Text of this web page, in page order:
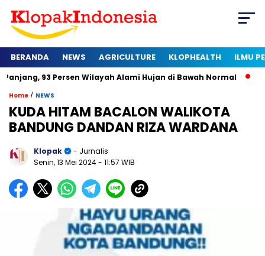
BERANDA NEWS AGRICULTURE KLOPHEALTH ILMU
Wilayah Alami Hujan di Bawah Normal Kapan
Home / NEWS
KUDA HITAM BACALON WALIKOTA
BANDUNG DANDAN RIZA WARDANA
Klopak
- Jurnalis
Senin, 13 Mei 2024- 11:57 WIB